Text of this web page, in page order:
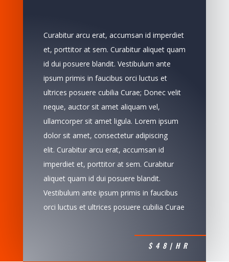
Curabitur arcu erat, accumsan id imperdiet
et, porttitor at sem. Curabitur aliquet quam
id dui posuere blandit. Vestibulum ante
ipsum primis in faucibus orci luctus et
ultrices posuere cubilia Curae; Donec velit
neque, auctor sit amet aliquam vel,
ullamcorper sit amet ligula. Lorem ipsum
dolor sit amet, consectetur adipiscing
elit. Curabitur arcu erat, accumsan id
imperdiet et, porttitor at sem. Curabitur
aliquet quam id dui posuere blandit.
Vestibulum ante ipsum primis in faucibus
orci luctus et ultrices posuere cubilia Curae
$48|HR